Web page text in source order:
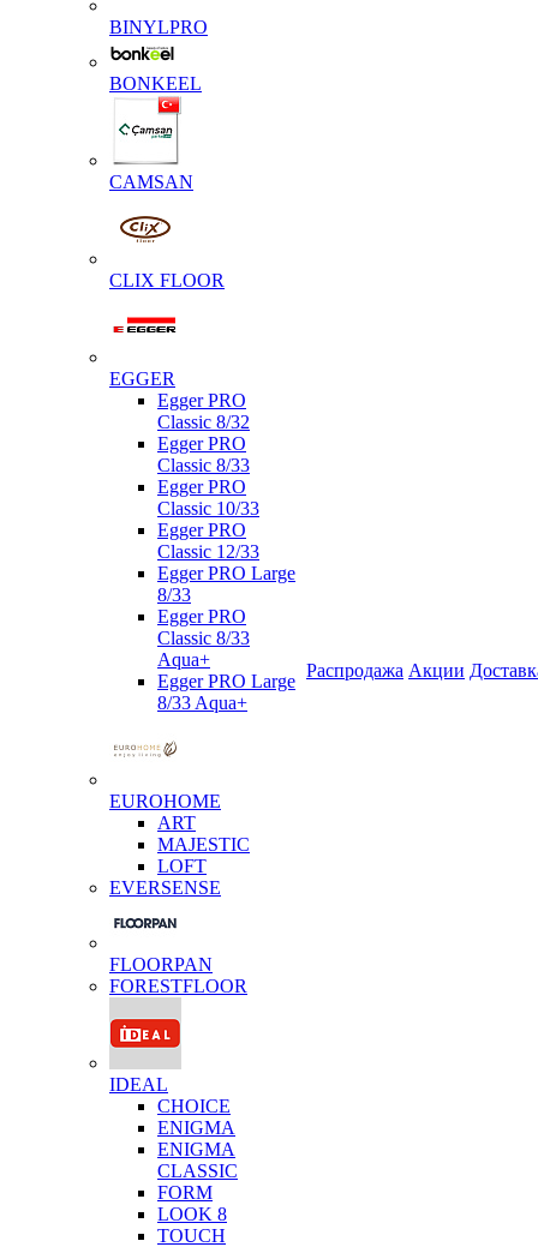
BINYLPRO
BONKEEL
CAMSAN
CLIX FLOOR
EGGER
Egger PRO
Classic 8/32
Egger PRO
Classic 8/33
Egger PRO
Classic 10/33
Egger PRO
Classic 12/33
Egger PRO Large
8/33
Egger PRO
Classic 8/33
Aqua+
Egger PRO Large
8/33 Aqua+
EUROHOME
ART
MAJESTIC
LOFT
EVERSENSE
FLOORPAN
FORESTFLOOR
IDEAL
CHOICE
ENIGMA
ENIGMA
CLASSIC
FORM
LOOK 8
TOUCH
Распродажа Акции